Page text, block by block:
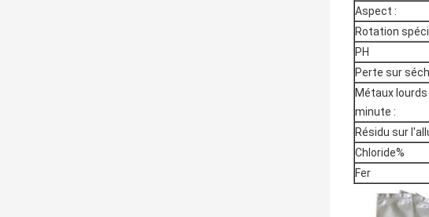
Aspect :
Rotation
PH
Perte sur
Métaux
minute :
Résidu sur
Chloride%
Fer